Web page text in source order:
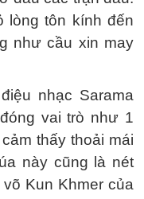
lòng tôn kính đến
như cầu xin may
nhạc Sarama
vai trò như 1
thấy thoải mái
này cũng là nét
Kun Khmer của